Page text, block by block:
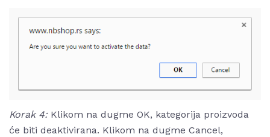
Korak 4: Klikom na dugme OK, kategorija proizvoda
će biti deaktivirana. Klikom na dugme Cancel,